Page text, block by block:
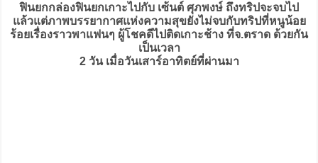
ฟินยกกล่องฟินยกเกาะไปกับ เซ้นต์ ศุภพงษ์ ถึงทริปจะจบไป
แล้วแต่ภาพบรรยากาศแห่งความสุขยังไม่จบกับทริปที่หนูน้อย
ร้อยเรื่องราวพาแฟนๆ ผู้โชคดีไปติดเกาะช้าง ที่จ.ตราด ด้วยกัน
เป็นเวลา
2 วัน เมื่อวันเสาร์อาทิตย์ที่ผ่านมา